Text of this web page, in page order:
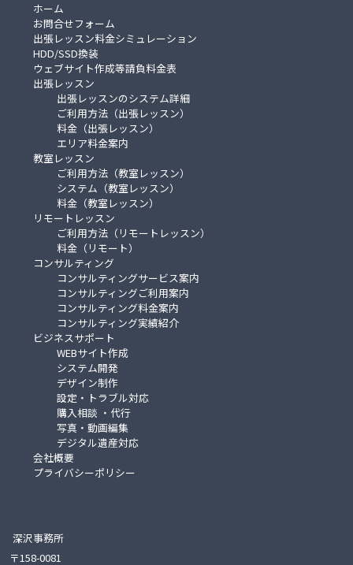
ホーム
お問合せフォーム
出張レッスン料金シミュレーション
HDD/SSD換装
ウェブサイト作成等請負料金表
出張レッスン
出張レッスンのシステム詳細
ご利用方法（出張レッスン）
料金（出張レッスン）
エリア料金案内
教室レッスン
ご利用方法（教室レッスン）
システム（教室レッスン）
料金（教室レッスン）
リモートレッスン
ご利用方法（リモートレッスン）
料金（リモート）
コンサルティング
コンサルティングサービス案内
コンサルティングご利用案内
コンサルティング料金案内
コンサルティング実績紹介
ビジネスサポート
WEBサイト作成
システム開発
デザイン制作
設定・トラブル対応
購入相談 ・代行
写真・動画編集
デジタル遺産対応
会社概要
プライバシーポリシー
深沢事務所
〒158-0081